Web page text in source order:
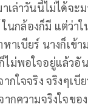
ล่าวันนี้ไม่ได้จะ
นกล้องก็มี แต่ว่าใ
เบียร์ นางก็เข้า
พอใจอยู่แล้วอัน
กใจจริง จริงๆเบี
ความจริงใจของ